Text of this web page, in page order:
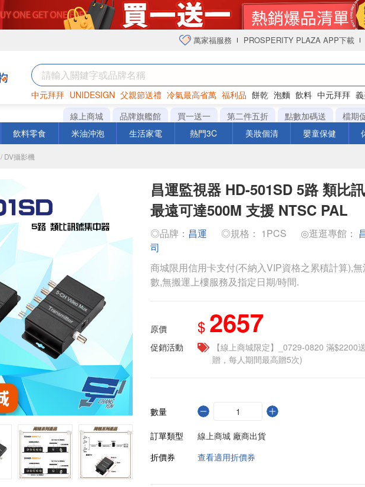
萬家福服務 PROSPERITY PLAZA APP下載
中元拜拜 UNIDESIGN 父親節送禮 冷氣最高省萬 福利品 餅乾 泡麵 飲料 中元拜拜
巧克力 罐頭 衛生紙
線上商城 品牌旗艦館 買一送一 第二件五折 點數加碼送
檔期
飲料零食 米油沖泡 生活家電 熱門3C 美妝個清 嬰童保健
/ DV攝影機
昌運監視器 HD-501SD 5路 類比
最遠可達500M 支援 NTSC PAL
◎品牌： 昌運 ◎規格： 1PCS ◎逛逛專館：
司
商城限用信用卡支付(不納入VIP資格之累積計算),
數,無搬運上樓服務及指定日期/時間.
原價 $ 2657
促銷活動
【線上商城限定】_0729-0820 滿$2200
贈，每人期間最高贈5次)
數量
訂單類型
線上商城 廠商出貨
折價券
查看適用折價券